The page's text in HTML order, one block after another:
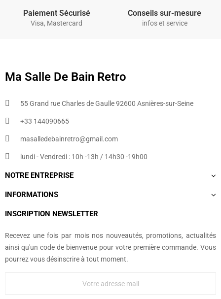
Paiement Sécurisé
Visa, Mastercard
Conseils sur-mesure
infos et service
Ma Salle De Bain Retro
55 Grand rue Charles de Gaulle 92600 Asnières-sur-Seine
+33 144090665​
masalledebainretro@gmail.com
lundi - Vendredi : 10h -13h / 14h30 -19h00
NOTRE ENTREPRISE
INFORMATIONS
INSCRIPTION NEWSLETTER
Recevez une fois par mois nos nouveautés, promotions, actualités
ainsi qu'un code de bienvenue pour votre première commande. Vous
pourrez vous désinscrire à tout moment.